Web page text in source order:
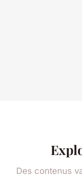
Des contenus